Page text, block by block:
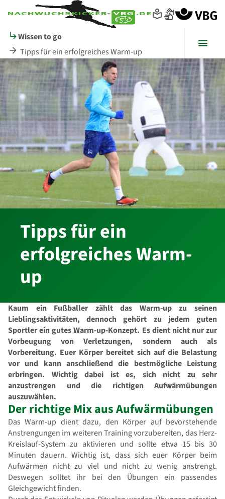
Seitenanfang
zum
zur
im
Fußbereich
Wissen to go
Tipps für ein erfolgreiches Warm-up
Menü
Hauptinhalt
Tipps für ein
erfolgreiches Warm-
up
Kaum ein Fußballer zählt das Warm-up zu seinen
Lieblingsaktivitäten, dennoch gehört zu jedem guten
Sportler ein gutes Warm-up-Konzept. Es dient nicht nur zur
Vorbeugung von Verletzungen, sondern auch als
Vorbereitung. Euer Körper bereitet sich auf die Belastung
vor und kann anschließend die bestmögliche Leistung
erbringen. Wichtig dabei ist es, sich nicht zu sehr
anzustrengen und die richtigen Aufwärmübungen
auszuwählen.
Der richtige Mix aus Aufwärmübungen
Das Warm-up dient dazu, den Körper auf bevorstehende
Anstrengungen im weiteren Training vorzubereiten, das Herz-
Kreislauf-System zu aktivieren und sollte etwa 15 bis 30
Minuten dauern. Wichtig ist, dass sich euer Körper beim
Aufwärmen nicht zu viel und nicht zu wenig anstrengt.
Deswegen solltet ihr bei den Übungen ein passendes
Gleichgewicht finden.